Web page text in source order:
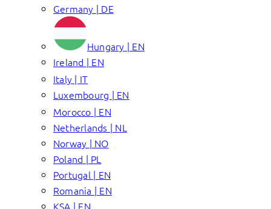
Germany | DE
Hungary | EN
Ireland | EN
Italy | IT
Luxembourg | EN
Morocco | EN
Netherlands | NL
Norway | NO
Poland | PL
Portugal | EN
Romania | EN
KSA | EN